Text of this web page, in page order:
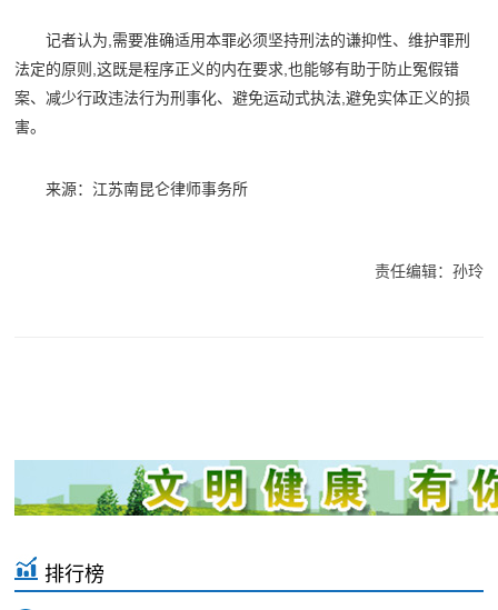
记者认为,需要准确适用本罪必须坚持刑法的谦抑性、维护罪刑
法定的原则,这既是程序正义的内在要求,也能够有助于防止冤假错
案、减少行政违法行为刑事化、避免运动式执法,避免实体正义的损
害。
来源：江苏南昆仑律师事务所
责任编辑：孙玲
排行榜